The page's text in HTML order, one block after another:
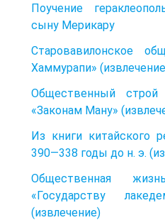
Поучение
сыну Мерикару
Старовавилонское
Хаммурапи»
Общественный
«Законам Ману»
Из книги китайского
390—338 годы до н. э.
Общественная
«Государству
(извлечение)